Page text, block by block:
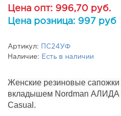
Цена опт: 996,70 руб.
Цена розница: 997 руб
Артикул:
ПС24УФ
Наличие:
Есть в наличии
Женские резиновые сапожки
вкладышем Nordman АЛИДА
Casual.